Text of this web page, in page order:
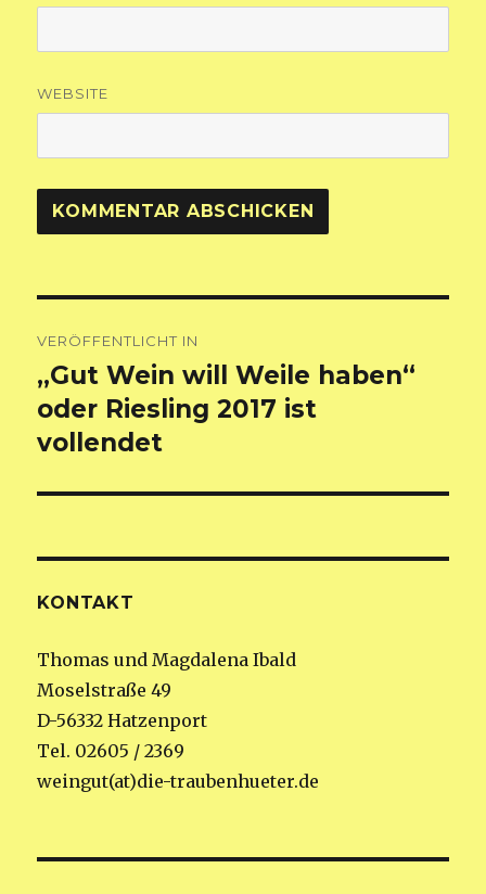
WEBSITE
VERÖFFENTLICHT IN
„Gut Wein will Weile haben“
oder Riesling 2017 ist
vollendet
KONTAKT
Thomas und Magdalena Ibald
Moselstraße 49
D-56332 Hatzenport
Tel. 02605 / 2369
weingut(at)die-traubenhueter.de